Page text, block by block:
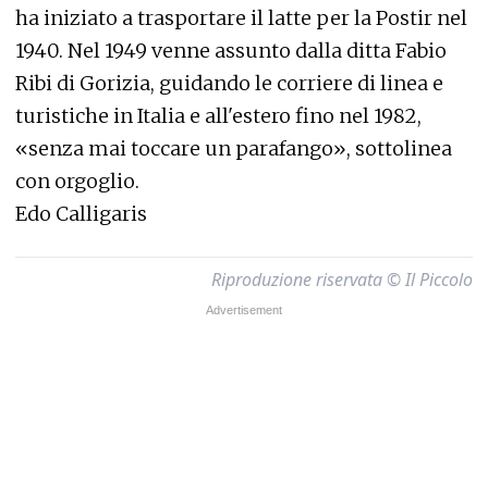
ha iniziato a trasportare il latte per la Postir nel
1940. Nel 1949 venne assunto dalla ditta Fabio
Ribi di Gorizia, guidando le corriere di linea e
turistiche in Italia e all'estero fino nel 1982,
«senza mai toccare un parafango», sottolinea
con orgoglio.
Edo Calligaris
Riproduzione riservata © Il Piccolo